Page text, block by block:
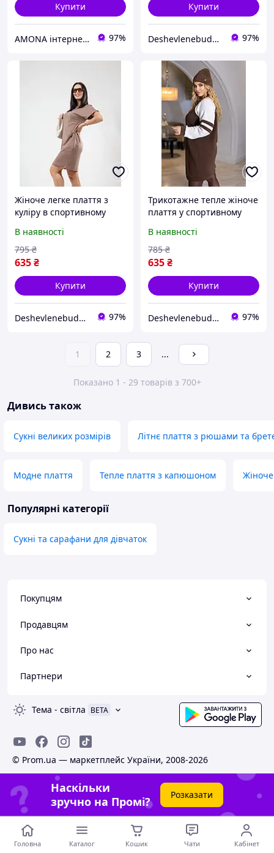
Купити
AMONA інтернет-магазин модного одягу 97%
Купити
Deshevlenebudet- інтернет магазин з найнижчими цінами 97%
Жіноче легке плаття з
куліру в спортивному
В наявності
635₴
795 ₴
Купити
Deshevlenebudet- інтернет магазин з найнижчими цінами 97%
Трикотажне тепле жіноче
плаття у спортивному
В наявності
635₴
785 ₴
Купити
Deshevlenebudet- інтернет магазин з найнижчими цінами 97%
1 2 3 ...
Показано 1 - 29 товарів з 700+
Дивись також
Сукні великих розмірів Літнє плаття з рюшами та
Модне плаття Тепле плаття з капюшоном
Популярні категорії
Сукні та сарафани для дівчаток
Покупцям
Продавцям
Про нас
Партнери
Тема - світла BETA
© Prom.ua — маркетплейс України, 2008-2026
Наскільки
зручно на Промі?
Розказати
Головна Каталог Кошик Чати Кабінет